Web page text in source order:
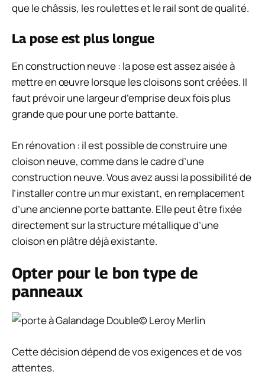
que le châssis, les roulettes et le rail sont de qualité.
La pose est plus longue
En construction neuve : la pose est assez aisée à
mettre en œuvre lorsque les cloisons sont créées. Il
faut prévoir une largeur d’emprise deux fois plus
grande que pour une porte battante.
En rénovation : il est possible de construire une
cloison neuve, comme dans le cadre d’une
construction neuve. Vous avez aussi la possibilité de
l’installer contre un mur existant, en remplacement
d’une ancienne porte battante. Elle peut être fixée
directement sur la structure métallique d’une
cloison en plâtre déjà existante.
Opter pour le bon type de
panneaux
© Leroy Merlin
Cette décision dépend de vos exigences et de vos
attentes.